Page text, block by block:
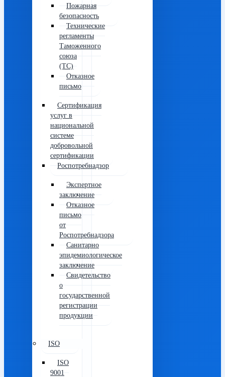
Пожарная
безопасность
Технические
регламенты
Таможенного
союза
(ТС)
Отказное
письмо
Сертификация
услуг в
национальной
системе
добровольной
сертификации
Роспотребнадзор
Экспертное
заключение
Отказное
письмо
от
Роспотребнадзора
Санитарно
эпидемиологическое
заключение
Свидетельство
о
государственной
регистрации
продукции
ISO
ISO
9001